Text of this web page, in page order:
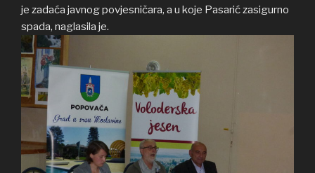
je zadaća javnog povjesničara, a u koje Pasarić zasigurno
spada, naglasila je.